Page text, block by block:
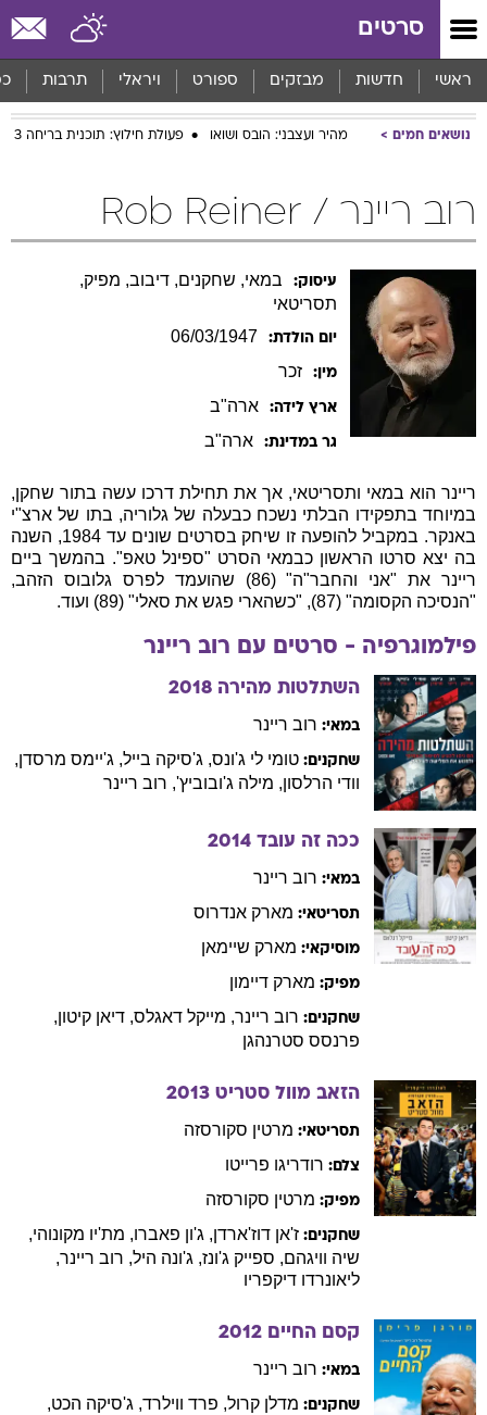
סרטים
ראשי חדשות מבזקים ספורט ויראלי תרבות
נושאים חמים מהיר ועצבני: הובס ושואו פעולת חילוץ: תוכנית בריחה 3
רוב ריינר / Rob Reiner
עיסוק:
במאי, שחקנים, דיבוב, מפיק,
תסריטאי
יום הולדת: 06/03/1947
מין: זכר
ארץ לידה: ארה"ב
גר במדינת: ארה"ב
ריינר הוא במאי ותסריטאי, אך את תחילת דרכו עשה בתור שחקן,
במיוחד בתפקידו הבלתי נשכח כבעלה של גלוריה, בתו של ארצ"י
באנקר. במקביל להופעה זו שיחק בסרטים שונים עד 1984, השנה
בה יצא סרטו הראשון כבמאי הסרט "ספינל טאפ". בהמשך ביים
ריינר את "אני והחבר"ה" (86) שהועמד לפרס גלובוס הזהב,
"הנסיכה הקסומה" (87), "כשהארי פגש את סאלי" (89) ועוד.
פילמוגרפיה - סרטים עם רוב ריינר
השתלטות מהירה 2018
במאי: רוב ריינר
שחקנים: טומי לי ג'ונס, ג'סיקה בייל, ג'יימס מרסדן,
וודי הרלסון, מילה ג'ובוביץ', רוב ריינר
ככה זה עובד 2014
במאי: רוב ריינר
תסריטאי: מארק אנדרוס
מוסיקאי: מארק שיימאן
מפיק: מארק דיימון
שחקנים: רוב ריינר, מייקל דאגלס, דיאן קיטון,
פרנסס סטרנהגן
הזאב מוול סטריט 2013
תסריטאי: מרטין סקורסזה
צלם: רודריגו פרייטו
מפיק: מרטין סקורסזה
שחקנים: ז'אן דוז'ארדן, ג'ון פאברו, מת'יו מקונוהי,
שיה וויגהם, ספייק ג'ונז, ג'ונה היל, רוב ריינר,
ליאונרדו דיקפריו
קסם החיים 2012
במאי: רוב ריינר
שחקנים: מדלן קרול, פרד ווילרד, ג'סיקה הכט,